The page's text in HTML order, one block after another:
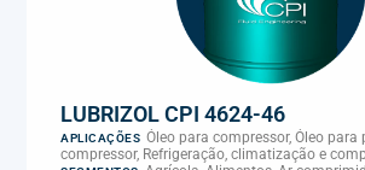
LUBRIZOL CPI 4624-46
APLICAÇÕES Óleo para compressor, Óleo para
compressor, Refrigeração, climatização e